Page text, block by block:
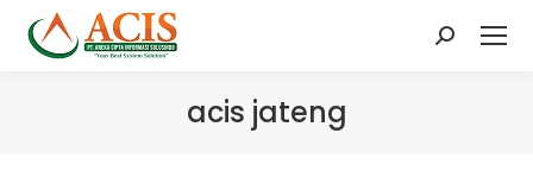
Search:
acis jateng